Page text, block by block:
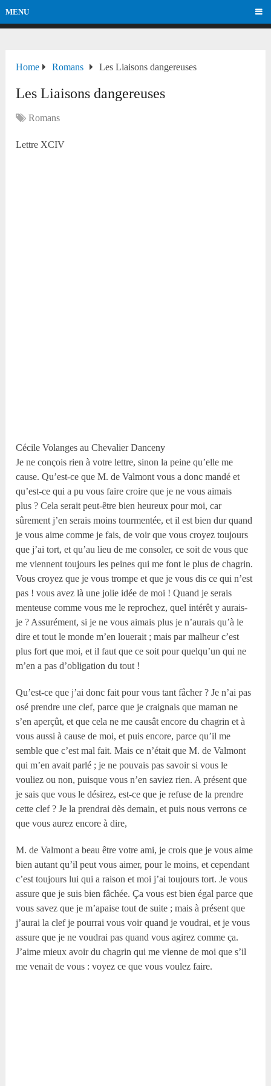
MENU
Home Romans Les Liaisons dangereuses
Les Liaisons dangereuses
Romans
Lettre XCIV
Cécile Volanges au Chevalier Danceny
Je ne conçois rien à votre lettre, sinon la peine qu’elle me
cause. Qu’est-ce que M. de Valmont vous a donc mandé et
qu’est-ce qui a pu vous faire croire que je ne vous aimais
plus ? Cela serait peut-être bien heureux pour moi, car
sûrement j’en serais moins tourmentée, et il est bien dur quand
je vous aime comme je fais, de voir que vous croyez toujours
que j’ai tort, et qu’au lieu de me consoler, ce soit de vous que
me viennent toujours les peines qui me font le plus de chagrin.
Vous croyez que je vous trompe et que je vous dis ce qui n’est
pas ! vous avez là une jolie idée de moi ! Quand je serais
menteuse comme vous me le reprochez, quel intérêt y aurais-
je ? Assurément, si je ne vous aimais plus je n’aurais qu’à le
dire et tout le monde m’en louerait ; mais par malheur c’est
plus fort que moi, et il faut que ce soit pour quelqu’un qui ne
m’en a pas d’obligation du tout !
Qu’est-ce que j’ai donc fait pour vous tant fâcher ? Je n’ai pas
osé prendre une clef, parce que je craignais que maman ne
s’en aperçût, et que cela ne me causât encore du chagrin et à
vous aussi à cause de moi, et puis encore, parce qu’il me
semble que c’est mal fait. Mais ce n’était que M. de Valmont
qui m’en avait parlé ; je ne pouvais pas savoir si vous le
vouliez ou non, puisque vous n’en saviez rien. A présent que
je sais que vous le désirez, est-ce que je refuse de la prendre
cette clef ? Je la prendrai dès demain, et puis nous verrons ce
que vous aurez encore à dire,
M. de Valmont a beau être votre ami, je crois que je vous aime
bien autant qu’il peut vous aimer, pour le moins, et cependant
c’est toujours lui qui a raison et moi j’ai toujours tort. Je vous
assure que je suis bien fâchée. Ça vous est bien égal parce que
vous savez que je m’apaise tout de suite ; mais à présent que
j’aurai la clef je pourrai vous voir quand je voudrai, et je vous
assure que je ne voudrai pas quand vous agirez comme ça.
J’aime mieux avoir du chagrin qui me vienne de moi que s’il
me venait de vous : voyez ce que vous voulez faire.